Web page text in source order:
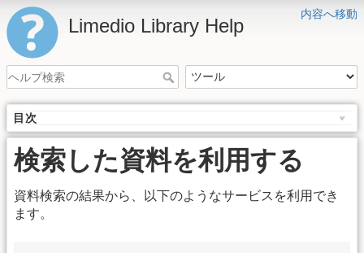
内容へ移動
Limedio Library Help
目次
検索した資料を利用する
資料検索の結果から、以下のようなサービスを利用でき
ます。